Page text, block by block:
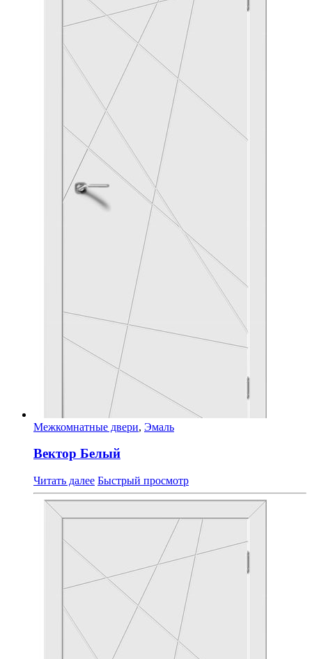
Межкомнатные двери, Эмаль
Вектор Белый
Читать далее Быстрый просмотр